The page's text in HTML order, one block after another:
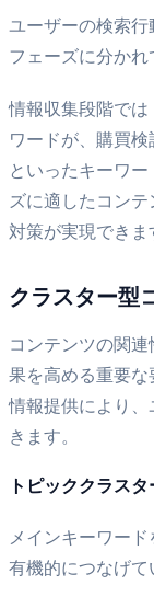
ユーザーの検索
フェーズに分かれ
情報収集段階で
ワードが、購買検
といったキーワ
ズに適したコン
対策が実現できま
クラスター型
コンテンツの関
果を高める重要
情報提供により
きます。
トピッククラス
メインキーワー
有機的につなげて